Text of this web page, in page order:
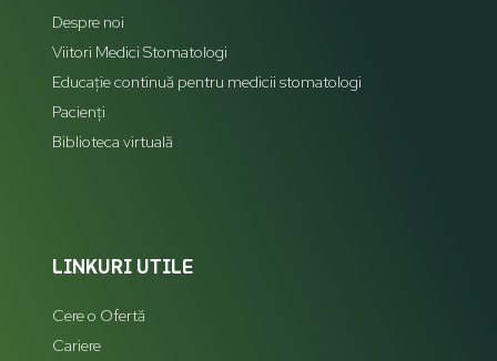
Despre noi
Viitori Medici Stomatologi
Educație continuă pentru medicii stomatologi
Pacienți
Biblioteca virtuală
LINKURI UTILE
Cere o Ofertă
Cariere